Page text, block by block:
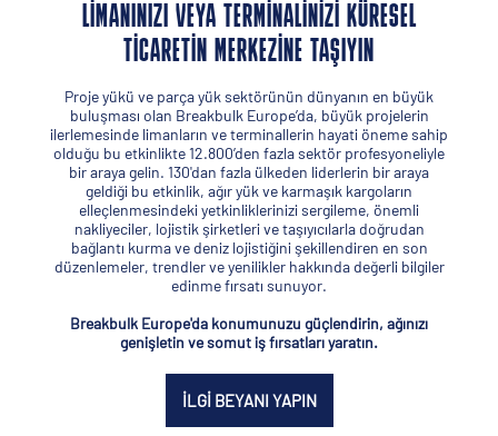
LIMANINIZI VEYA TERMINALINIZI KÜRESEL
TICARETIN MERKEZINE TAŞIYIN
Proje yükü ve parça yük sektörünün dünyanın en büyük
buluşması olan Breakbulk Europe’da, büyük projelerin
ilerlemesinde limanların ve terminallerin hayati öneme sahip
olduğu bu etkinlikte 12.800’den fazla sektör profesyoneliyle
bir araya gelin. 130'dan fazla ülkeden liderlerin bir araya
geldiği bu etkinlik, ağır yük ve karmaşık kargoların
elleçlenmesindeki yetkinliklerinizi sergileme, önemli
nakliyeciler, lojistik şirketleri ve taşıyıcılarla doğrudan
bağlantı kurma ve deniz lojistiğini şekillendiren en son
düzenlemeler, trendler ve yenilikler hakkında değerli bilgiler
edinme fırsatı sunuyor.
Breakbulk Europe'da konumunuzu güçlendirin, ağınızı
genişletin ve somut iş fırsatları yaratın.
İLGI BEYANI YAPIN